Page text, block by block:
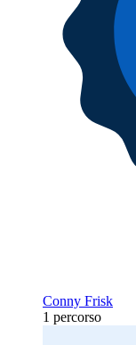
Conny Frisk
1 percorso